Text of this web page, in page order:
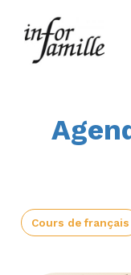
Cours de français